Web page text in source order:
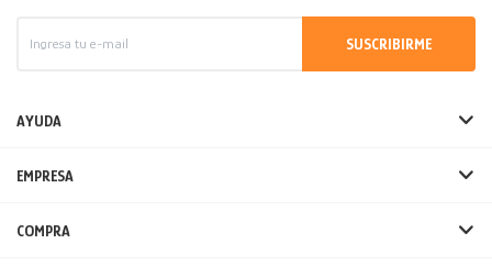
SUSCRIBIRME
AYUDA
EMPRESA
COMPRA